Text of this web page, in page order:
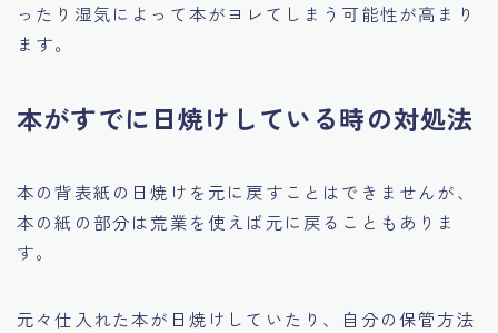
ったり湿気によって本がヨレてしまう可能性が高まり
ます。
本がすでに日焼けしている時の対処法
本の背表紙の日焼けを元に戻すことはできませんが、
本の紙の部分は荒業を使えば元に戻ることもありま
す。
元々仕入れた本が日焼けしていたり、自分の保管方法